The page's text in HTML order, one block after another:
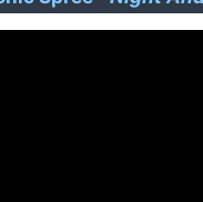
sandwich condiment.